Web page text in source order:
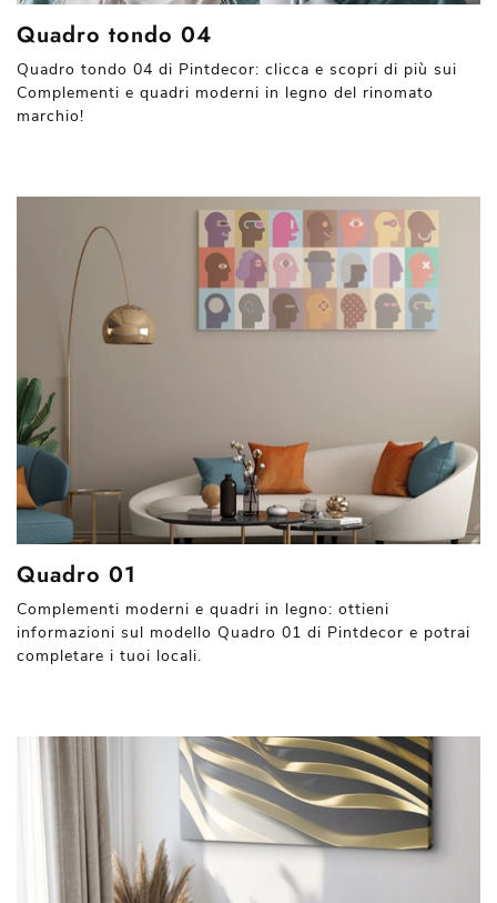
Quadro tondo 04
Quadro tondo 04 di Pintdecor: clicca e scopri di più sui
Complementi e quadri moderni in legno del rinomato
marchio!
Quadro 01
Complementi moderni e quadri in legno: ottieni
informazioni sul modello Quadro 01 di Pintdecor e potrai
completare i tuoi locali.